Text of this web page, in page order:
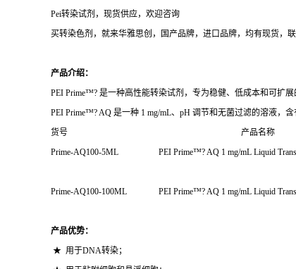
Pei转染试剂，现货供应，欢迎咨询
买转染色剂，就来华雅思创，国产品牌，进口品牌，均有现货，
产品介绍：
PEI Prime™? 是一种高性能转染试剂，专为稳健、低成本和可扩
PEI Prime™? AQ 是一种 1 mg/mL、pH 调节和无菌过滤的溶液，含
货号 产品名
Prime-AQ100-5ML PEI Prime™? AQ 1 mg/mL Liquid
Prime-AQ100-100ML PEI Prime™? AQ 1 mg/mL Liquid
产品优势：
★ 用于DNA转染；